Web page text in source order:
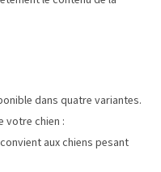
dans quatre variantes.
votre chien :
aux chiens pesant